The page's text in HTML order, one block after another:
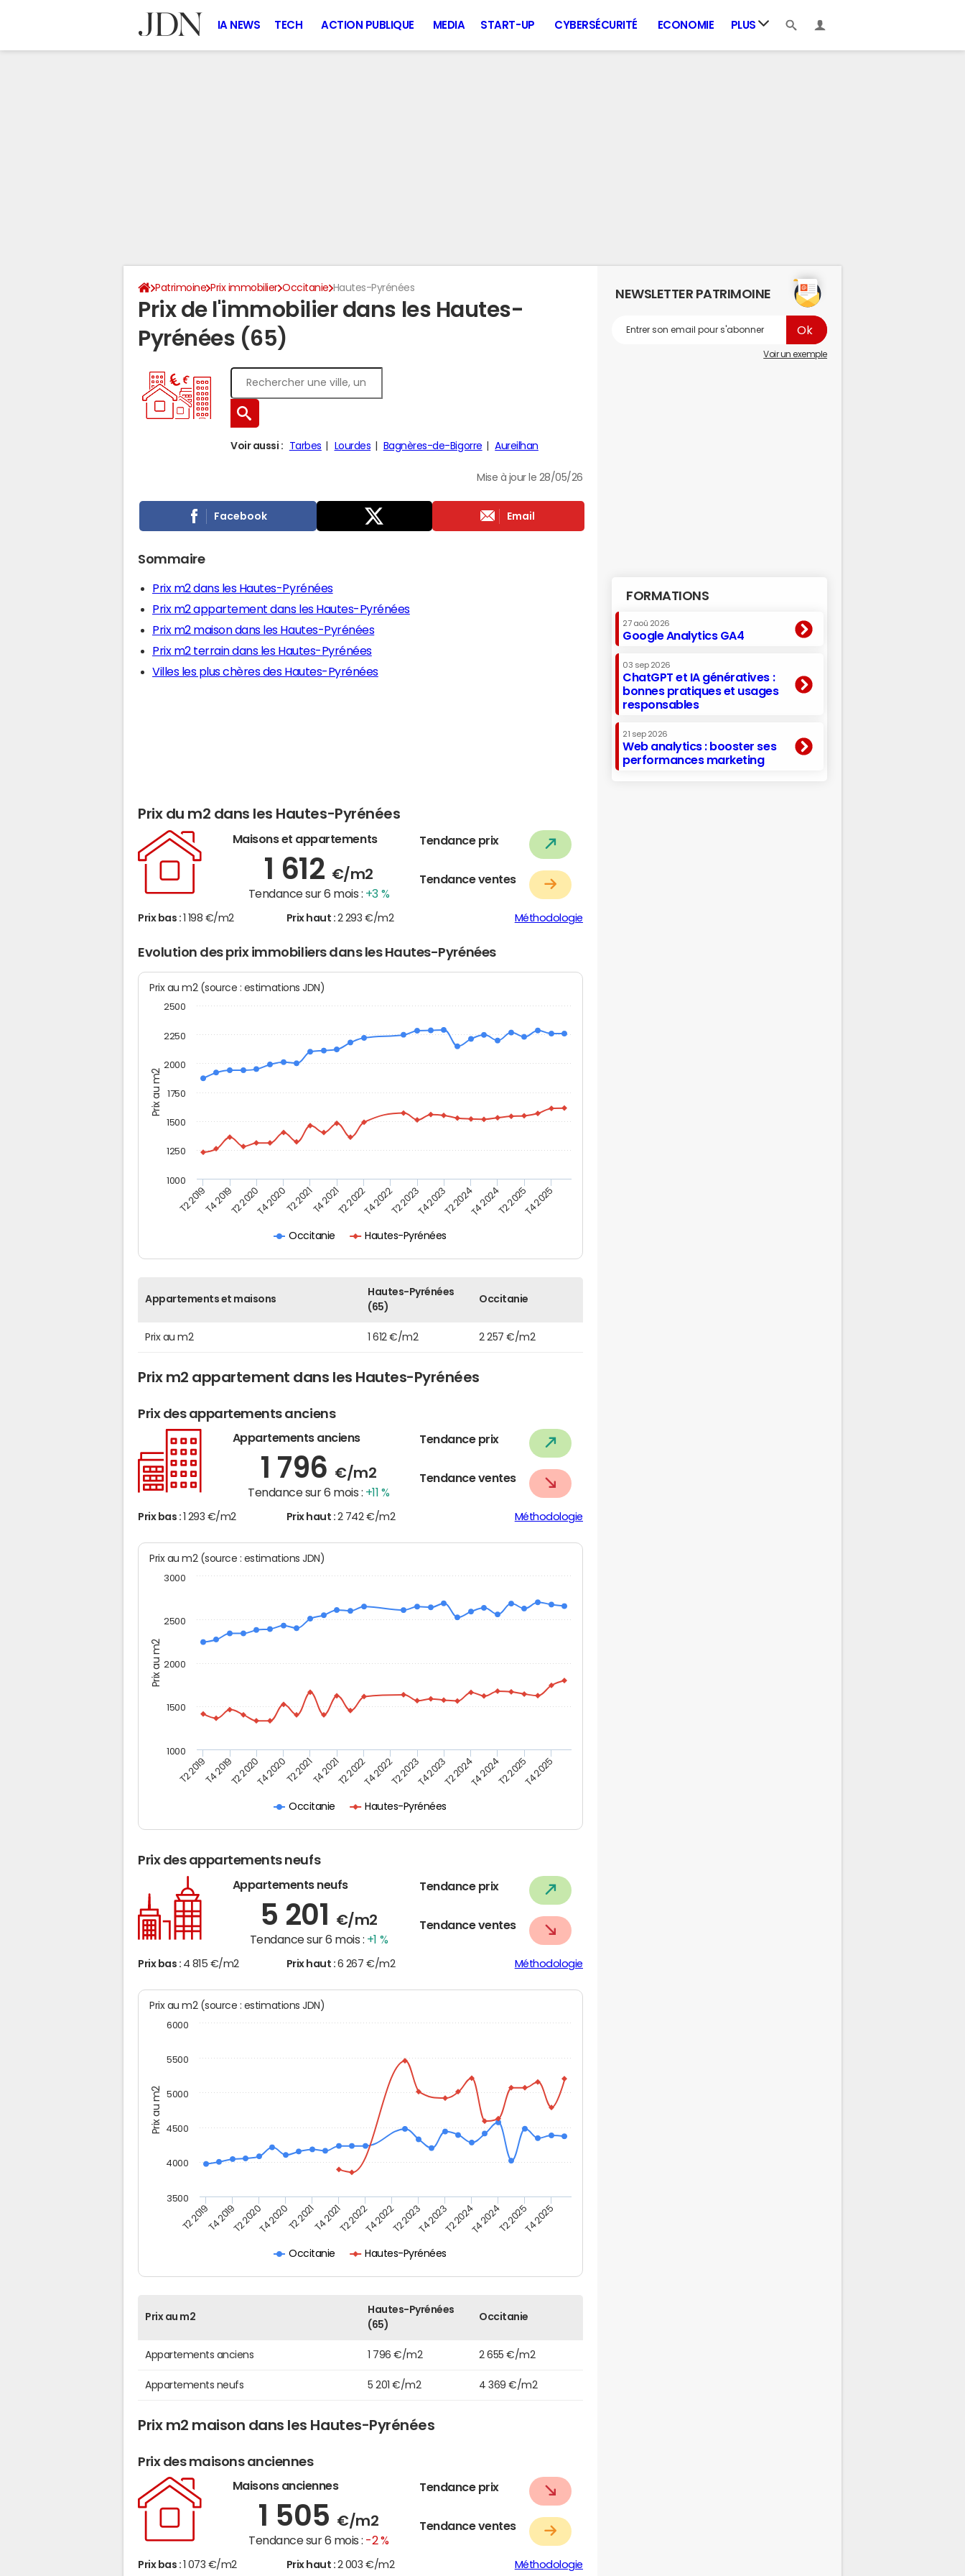
IA NEWS TECH ACTION PUBLIQUE MEDIA START-UP CYBERSÉCURITÉ ECONOMIE PLUS
Patrimoine Prix immobilier Occitanie Hautes-Pyrénées
Prix de l'immobilier dans les Hautes-
Pyrénées (65)
Voir aussi : Tarbes Lourdes Bagnères-de-Bigorre Aureilhan
Mise à jour le 28/05/26
Facebook Email
Sommaire
Prix m2 dans les Hautes-Pyrénées
Prix m2 appartement dans les Hautes-Pyrénées
Prix m2 maison dans les Hautes-Pyrénées
Prix m2 terrain dans les Hautes-Pyrénées
Villes les plus chères des Hautes-Pyrénées
Prix du m2 dans les Hautes-Pyrénées
Maisons et appartements
1 612 €/m2
Tendance sur 6 mois : +3 %
Tendance prix
Tendance ventes
Prix bas : 1 198 €/m2 Prix haut : 2 293 €/m2 Méthodologie
Evolution des prix immobiliers dans les Hautes-Pyrénées
Prix au m2
Prix au m2 (source : estimations JDN)
Occitanie Hautes-Pyrénées
T2 2019T4 2019T2 2020T4 2020T2 2021T4 2021T2 2022T4 2022T2 2023T4 2023T2 2024T4 2024T2 2025T4 2025
1000
1250
1500
1750
2000
2250
2500
Appartements et maisons
Hautes-Pyrénées
(65)
Occitanie
Prix au m2 1 612 €/m2 2 257 €/m2
Prix m2 appartement dans les Hautes-Pyrénées
Prix des appartements anciens
Appartements anciens
1 796 €/m2
Tendance sur 6 mois : +11 %
Tendance prix
Tendance ventes
Prix bas : 1 293 €/m2 Prix haut : 2 742 €/m2 Méthodologie
Prix au m2
Prix au m2 (source : estimations JDN)
Occitanie Hautes-Pyrénées
T2 2019T4 2019T2 2020T4 2020T2 2021T4 2021T2 2022T4 2022T2 2023T4 2023T2 2024T4 2024T2 2025T4 2025
1000
1500
2000
2500
3000
Prix des appartements neufs
Appartements neufs
5 201 €/m2
Tendance sur 6 mois : +1 %
Tendance prix
Tendance ventes
Prix bas : 4 815 €/m2 Prix haut : 6 267 €/m2 Méthodologie
Prix au m2
Prix au m2 (source : estimations JDN)
Occitanie Hautes-Pyrénées
T2 2019T4 2019T2 2020T4 2020T2 2021T4 2021T2 2022T4 2022T2 2023T4 2023T2 2024T4 2024T2 2025T4 2025
3500
4000
4500
5000
5500
6000
Prix au m2
Hautes-Pyrénées
(65)
Occitanie
Appartements anciens 1 796 €/m2 2 655 €/m2
Appartements neufs 5 201 €/m2 4 369 €/m2
Prix m2 maison dans les Hautes-Pyrénées
Prix des maisons anciennes
Maisons anciennes
1 505 €/m2
Tendance sur 6 mois : -2 %
Tendance prix
Tendance ventes
Prix bas : 1 073 €/m2 Prix haut : 2 003 €/m2 Méthodologie
NEWSLETTER PATRIMOINE
Voir un exemple
FORMATIONS
27 aoû 2026
Google Analytics GA4
03 sep 2026
ChatGPT et IA génératives :
bonnes pratiques et usages
responsables
21 sep 2026
Web analytics : booster ses
performances marketing